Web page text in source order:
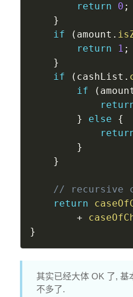
return
0 ;
}
if
( amount .
return
1 ;
}
if
( cashList .
if
(
}
else
{
}
}
// recursive
return
+
}
其实已经大体 OK 了, 基
不多了.